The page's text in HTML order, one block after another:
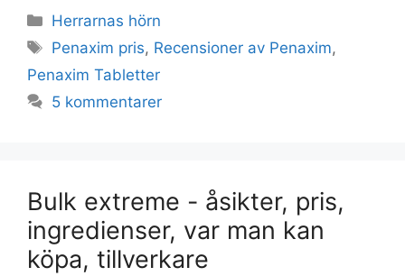
Kategorier
Herrarnas hörn
Taggar
Penaxim pris, Recensioner av Penaxim,
Penaxim Tabletter
5 kommentarer
Bulk extreme - åsikter, pris,
ingredienser, var man kan
köpa, tillverkare